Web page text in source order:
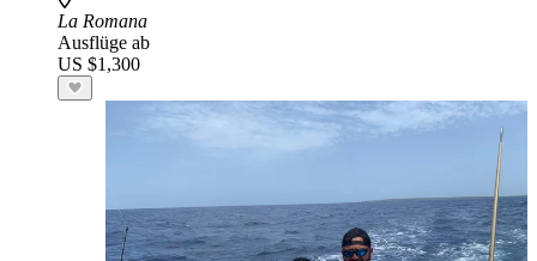
La Romana
Ausflüge ab
US $1,300